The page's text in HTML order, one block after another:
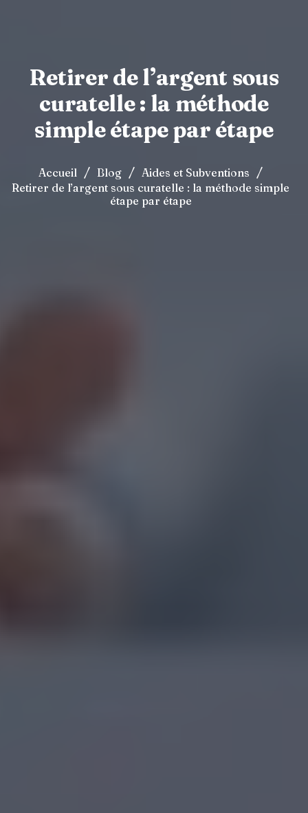
Retirer de l’argent sous
curatelle : la méthode
simple étape par étape
Accueil / Blog / Aides et Subventions /
Retirer de l’argent sous curatelle : la méthode simple
étape par étape